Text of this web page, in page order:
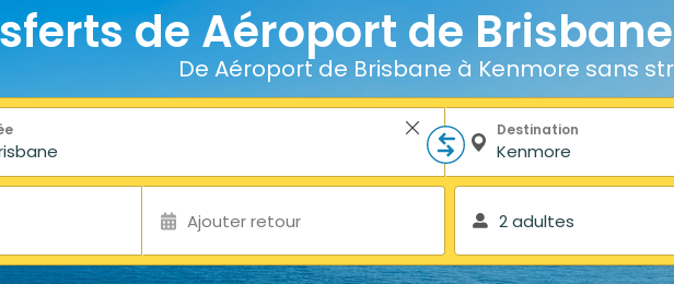
de Aéroport de
De Aéroport de Brisbane à Kenmore sans
recherche Destination
Ajouter retour 2 adultes